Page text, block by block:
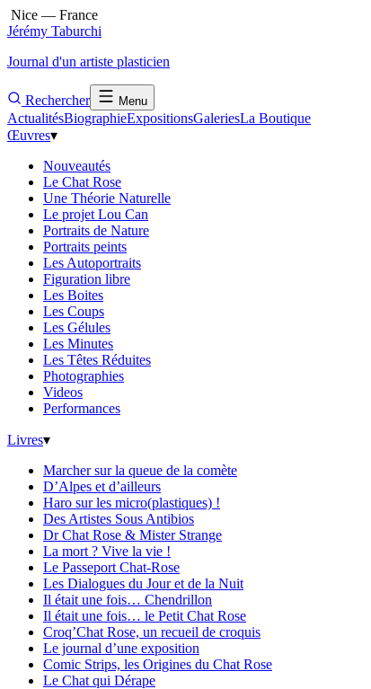
Nice — France
Jérémy Taburchi
Journal d'un artiste plasticien
Rechercher Menu
ActualitésBiographieExpositionsGaleriesLa Boutique
Œuvres▾
Nouveautés
Le Chat Rose
Une Théorie Naturelle
Le projet Lou Can
Portraits de Nature
Portraits peints
Les Autoportraits
Figuration libre
Les Boites
Les Coups
Les Gélules
Les Minutes
Les Têtes Réduites
Photographies
Videos
Performances
Livres▾
Marcher sur la queue de la comète
D’Alpes et d’ailleurs
Haro sur les micro(plastiques) !
Des Artistes Sous Antibios
Dr Chat Rose & Mister Strange
La mort ? Vive la vie !
Le Passeport Chat-Rose
Les Dialogues du Jour et de la Nuit
Il était une fois… Chendrillon
Il était une fois… le Petit Chat Rose
Croq’Chat Rose, un recueil de croquis
Le journal d’une exposition
Comic Strips, les Origines du Chat Rose
Le Chat qui Dérape